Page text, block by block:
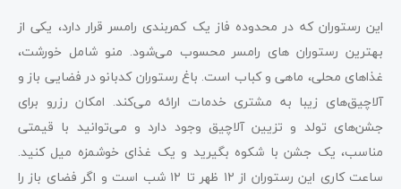
این رستوران که در محدوده فاز یک کمربندی رامسر قرار دارد، یکی از
بهترین رستوران های رامسر محسوب می‌شود. منو شامل خورشت،
غذاهای محلی، ماهی و کباب است. باغ رستوران کدبانو در فضایی باز و
آلاچیق‌های زیبا به مشتری خدمات ارائه می‌کند. امکان رزرو برای
جشن‌های تولد و تزیین آلاچیق وجود دارد و می‌توانید با قیمتی
مناسب، یک جشن با شکوه بگیرید و یک غذای خوشمزه میل کنید.
ساعت کاری این رستوران از ۱۲ ظهر تا ۱۲ شب است و اگر فضای باز را